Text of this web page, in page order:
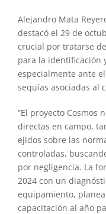
Alejandro Mata
destacó el 29 de
crucial por tratarse
para la identificación
especialmente ante
sequías asociadas al
“El proyecto Cosmos
directas en campo,
ejidos sobre las
controladas,
por negligencia. La
2024 con un
equipamiento,
capacitación al año